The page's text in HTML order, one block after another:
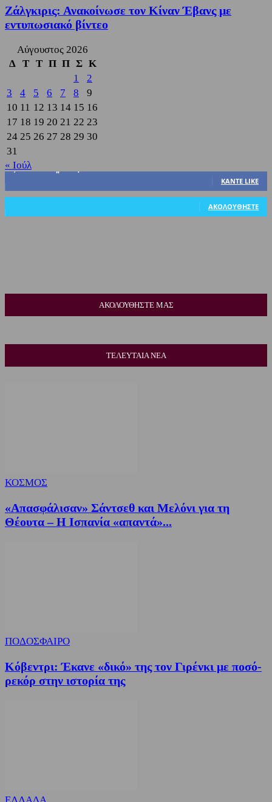
Ζάλγκιρις: Ανακοίνωσε τον Κίναν Έβανς με
εντυπωσιακό βίντεο
Αύγουστος 2026
Δ
Τ Τ Π Π Σ Κ
1
2
3
4 5 6 7 8
9
10 11 12 13 14 15 16
17 18 19 20 21 22 23
24 25 26 27 28 29 30
31
« Ιούλ
3,822
ΚΆΝΤΕ LIKE
ΑΚΟΛΟΥΘΉΣΤΕ
ΑΚΟΛΟΥΘΗΣΤΕ ΜΑΣ
ΤΕΛΕΥΤΑΙΑ ΝΕΑ
ΚΟΣΜΟΣ
«Απασφάλισαν» Σάντσεθ και Μελόνι για τη
Θέουτα – Η Ισπανία «απαντά»...
ΠΟΔΟΣΦΑΙΡΟ
Κόβεντρι: Έκανε «δικό» της τον Γιρένκι με ποσό-
ρεκόρ στην ιστορία της
ΕΛΛΑΔΑ